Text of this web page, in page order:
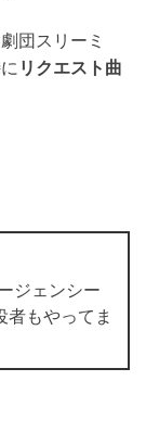
団スリーミ
リクエスト曲
ジェンシー
もやってま